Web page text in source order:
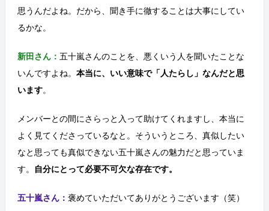
思うんだよね。だから、聞き手に徹することは大事にしてい
るかな。
新田さん： 五十嵐さんのことを、悪くいう人を聞いたことな
いんですよね。 本当に、いい意味で「人たらし」なんだと思
います。
メンバーとの間にさらっと入って助けてくれますし、本当に
よく見てくださっているなと。そういうところ、真似したい
なと思っても真似できない五十嵐さんの魅力だと思っていま
す。
自分にとって必要不可欠な存在です。
五十嵐さん： 褒めていただいてありがとうございます（笑）